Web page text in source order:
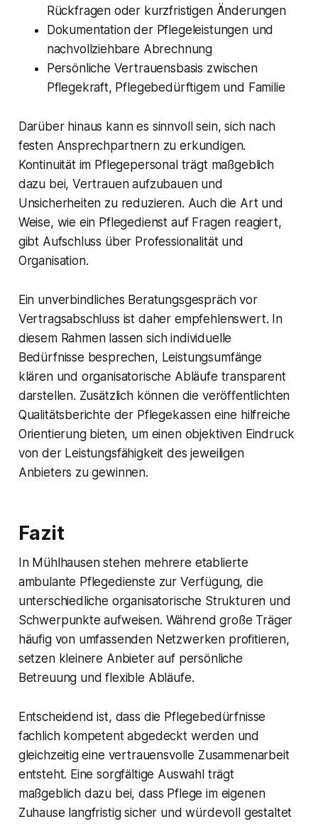
Rückfragen oder kurzfristigen Änderungen
Dokumentation der Pflegeleistungen und
nachvollziehbare Abrechnung
Persönliche Vertrauensbasis zwischen
Pflegekraft, Pflegebedürftigem und Familie
Darüber hinaus kann es sinnvoll sein, sich nach
festen Ansprechpartnern zu erkundigen.
Kontinuität im Pflegepersonal trägt maßgeblich
dazu bei, Vertrauen aufzubauen und
Unsicherheiten zu reduzieren. Auch die Art und
Weise, wie ein Pflegedienst auf Fragen reagiert,
gibt Aufschluss über Professionalität und
Organisation.
Ein unverbindliches Beratungsgespräch vor
Vertragsabschluss ist daher empfehlenswert. In
diesem Rahmen lassen sich individuelle
Bedürfnisse besprechen, Leistungsumfänge
klären und organisatorische Abläufe transparent
darstellen. Zusätzlich können die veröffentlichten
Qualitätsberichte der Pflegekassen eine hilfreiche
Orientierung bieten, um einen objektiven Eindruck
von der Leistungsfähigkeit des jeweiligen
Anbieters zu gewinnen.
Fazit
In Mühlhausen stehen mehrere etablierte
ambulante Pflegedienste zur Verfügung, die
unterschiedliche organisatorische Strukturen und
Schwerpunkte aufweisen. Während große Träger
häufig von umfassenden Netzwerken profitieren,
setzen kleinere Anbieter auf persönliche
Betreuung und flexible Abläufe.
Entscheidend ist, dass die Pflegebedürfnisse
fachlich kompetent abgedeckt werden und
gleichzeitig eine vertrauensvolle Zusammenarbeit
entsteht. Eine sorgfältige Auswahl trägt
maßgeblich dazu bei, dass Pflege im eigenen
Zuhause langfristig sicher und würdevoll gestaltet